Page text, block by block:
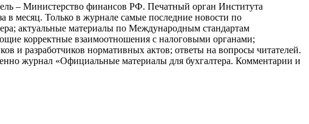
– Министерство финансов РФ. Печатный орган Института
в месяц. Только в журнале самые последние новости по
актуальные материалы по Международным стандартам
корректные взаимоотношения с налоговыми органами;
и разработчиков нормативных актов; ответы на вопросы читателей.
журнал «Официальные материалы для бухгалтера. Комментарии и